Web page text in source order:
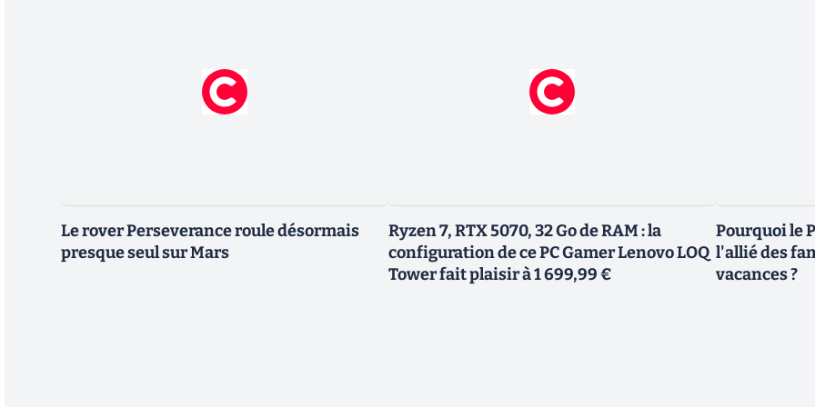
Le rover Perseverance roule désormais
presque seul sur Mars
Ryzen 7, RTX 5070, 32 Go de RAM : la
configuration de ce PC Gamer Lenovo LOQ
Tower fait plaisir à 1 699,99 €
Pourquoi le
l'allié des
vacances ?